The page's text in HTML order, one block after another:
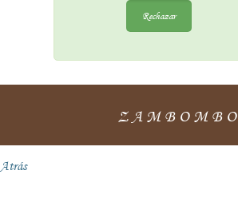
Rechazar
ZAMBOMBO
Atrás